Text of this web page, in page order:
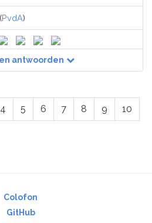
(PvdA)
antwoorden
4 5 6 7 8 9 10
Colofon
GitHub